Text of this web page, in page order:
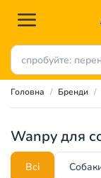
Головна Бренди
Wanpy для
Всі